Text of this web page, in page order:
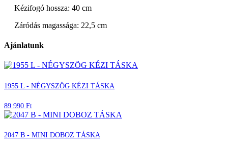
Kézifogó hossza: 40 cm
Záródás magassága: 22,5 cm
Ajánlatunk
1955 L - NÉGYSZÖG KÉZI TÁSKA
89 990 Ft
2047 B - MINI DOBOZ TÁSKA